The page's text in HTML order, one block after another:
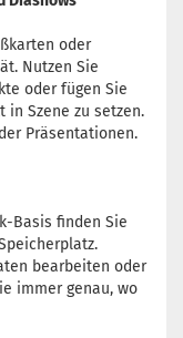
oder
Nutzen Sie
oder fügen Sie
in Szene zu setzen.
Präsentationen.
Basis finden Sie
bearbeiten oder
immer genau, wo